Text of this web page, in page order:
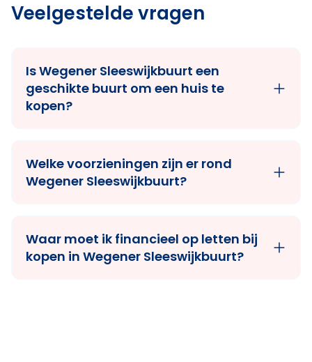
Veelgestelde vragen
Is Wegener Sleeswijkbuurt een
geschikte buurt om een huis te
kopen?
Welke voorzieningen zijn er rond
Wegener Sleeswijkbuurt?
Waar moet ik financieel op letten bij
kopen in Wegener Sleeswijkbuurt?